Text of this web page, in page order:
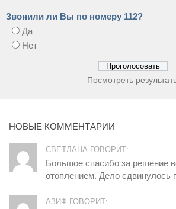
Звонили ли Вы по номеру 112?
Да
Нет
Посмотреть
НОВЫЕ КОММЕНТАРИИ
СВЕТЛАНА ГОВОРИТ:
Большое спасибо за решение
отоплением. Дело сдвинулось
АЗИФ ГОВОРИТ: